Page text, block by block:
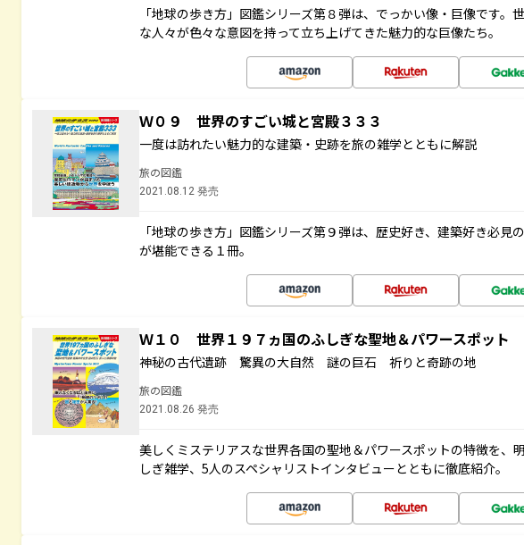
「地球の歩き方」図鑑シリーズ第８弾は、でっかい像・巨像です。
な人々が色々な意図を持って立ち上げてきた魅力的な巨像たち。
Ｗ０９ 世界のすごい城と宮殿３３３
一度は訪れたい魅力的な建築・史跡を旅の雑学とともに解説
旅の図鑑
2021.08.12 発売
「地球の歩き方」図鑑シリーズ第９弾は、歴史好き、建築好き必見
が堪能できる１冊。
Ｗ１０ 世界１９７ヵ国のふしぎな聖地＆パワースポット
神秘の古代遺跡 驚異の大自然 謎の巨石 祈りと奇跡の地
旅の図鑑
2021.08.26 発売
美しくミステリアスな世界各国の聖地＆パワースポットの特徴を、
しぎ雑学、5人のスペシャリストインタビューとともに徹底紹介。